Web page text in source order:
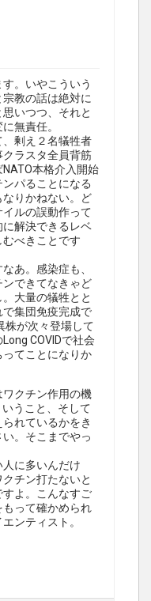
。いやこういう
教の話は絶対に
いつつ、それと
無責任。
剰え２名犠牲者
ラスタ全員背筋
本格介入開始
パることになる
りかねない。ど
ルの誤動作って
解決できるレベ
べきことです
あ。感染症も、
できてなきゃど
大量の犠牲とと
集団免疫完成で
株が次々登場して
COVIDで社会
てことになりか
クチン作用の機
うこと、そして
れているかをき
。そこまでやっ
に多いんだけ
チン打たないと
よ。こんなすご
って確かめられ
ンティスト。